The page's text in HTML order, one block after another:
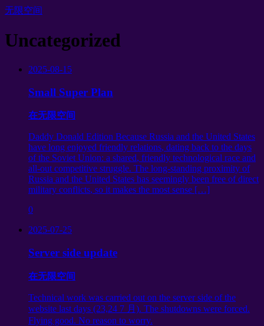
无限空间
Uncategorized
2025-08-15
Small Super Plan
在无限空间
Daddy Donald Edition Because Russia and the United States
have long enjoyed friendly relations, dating back to the days
of the Soviet Union: a shared, friendly technological race and
all-out competitive struggle. The long-standing proximity of
Russia and the United States has seemingly been free of direct
military conflicts, so it makes the most sense […]
0
2025-07-25
Server side update
在无限空间
Technical work was carried out on the server side of the
website last days (23,24 7 月). The shutdowns were forced.
Flying good. No reason to worry.